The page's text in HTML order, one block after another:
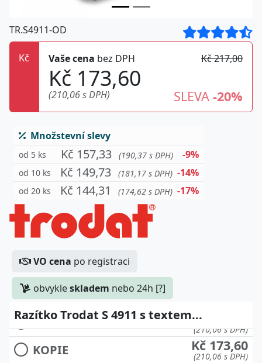
TR.S4911-OD
Kč Vaše cena bez DPH Kč 217,00
Kč 173,60
(210,06 s DPH) SLEVA -20%
Množstevní slevy
od 5 ks Kč 157,33 (190,37 s DPH) -9%
od 10 ks Kč 149,73 (181,17 s DPH) -14%
od 20 ks Kč 144,31 (174,62 s DPH) -17%
VO cena po registraci
obvykleskladem nebo 24h [?]
Razítko Trodat S 4911 s textem...
!EXPRES!
Kč 173,60
(210,06 s DPH)
DATUM USKUTEČNĚNÍ
ZDAN. PLNĚNÍ
DOBÍRKA Kč 173,60
(210,06 s DPH)
DODACÍ LIST Kč 173,60
(210,06 s DPH)
DOPORUČENĚ
DOŠLO DNE:
DPH 15%
DPH 21%
FAXOVÁNO Kč 173,60
(210,06 s DPH)
KOPIE Kč 173,60
(210,06 s DPH)